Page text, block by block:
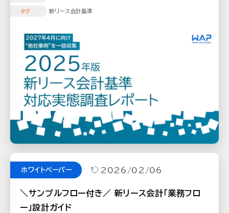
タグ 新リース会計基準
ホワイトペーパー 2026/02/06
＼サンプルフロー付き／ 新リース会計「業務フロ
ー」設計ガイド